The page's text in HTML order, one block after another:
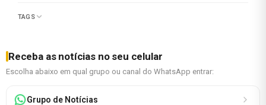
TAGS
Receba as notícias no seu celular
Escolha abaixo em qual grupo ou canal do WhatsApp entrar:
Grupo de Notícias